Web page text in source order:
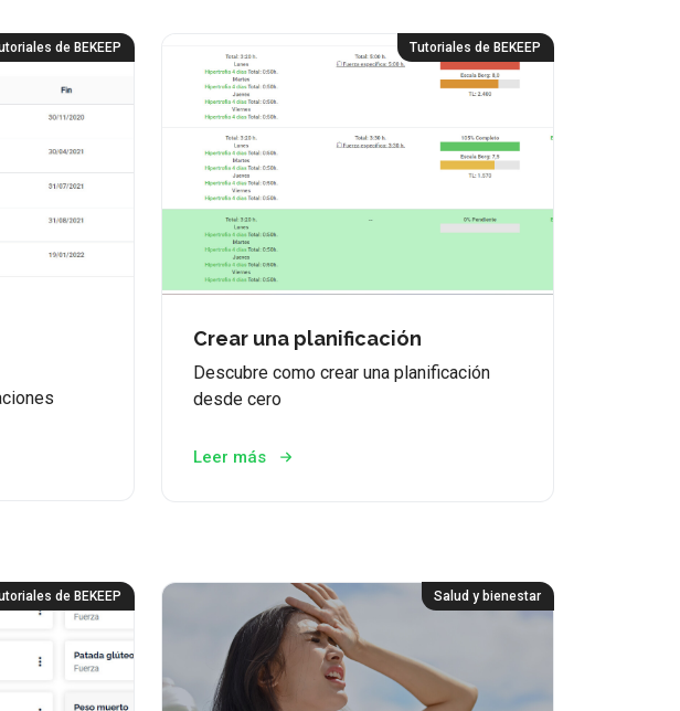
de BEKEEP Tutoriales de BEKEEP
Crear una planificación
Descubre como crear una planificación
desde cero
Leer más
de BEKEEP Salud y bienestar